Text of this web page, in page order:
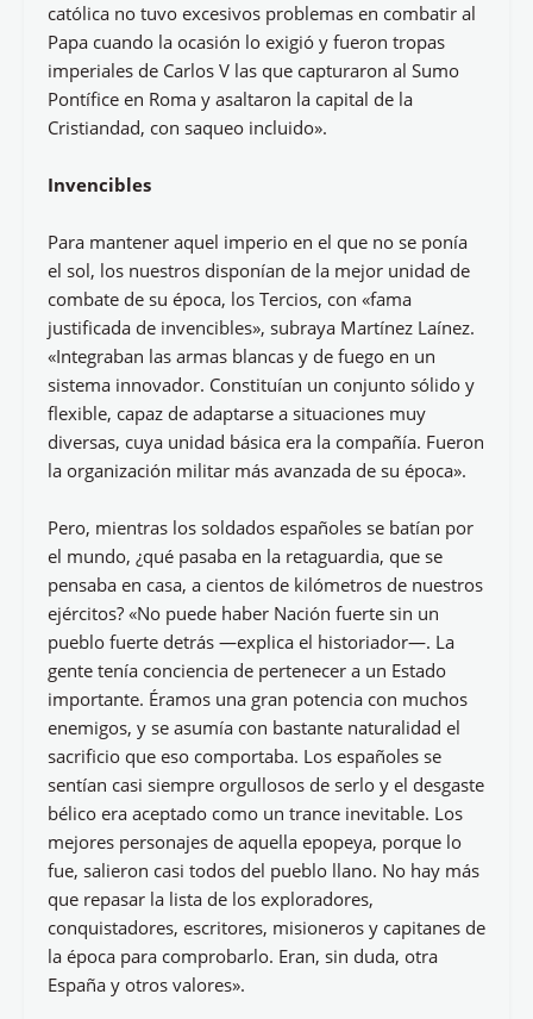
católica no tuvo excesivos problemas en combatir al
Papa cuando la ocasión lo exigió y fueron tropas
imperiales de Carlos V las que capturaron al Sumo
Pontífice en Roma y asaltaron la capital de la
Cristiandad, con saqueo incluido».
Invencibles
Para mantener aquel imperio en el que no se ponía
el sol, los nuestros disponían de la mejor unidad de
combate de su época, los Tercios, con «fama
justificada de invencibles», subraya Martínez Laínez.
«Integraban las armas blancas y de fuego en un
sistema innovador. Constituían un conjunto sólido y
flexible, capaz de adaptarse a situaciones muy
diversas, cuya unidad básica era la compañía. Fueron
la organización militar más avanzada de su época».
Pero, mientras los soldados españoles se batían por
el mundo, ¿qué pasaba en la retaguardia, que se
pensaba en casa, a cientos de kilómetros de nuestros
ejércitos? «No puede haber Nación fuerte sin un
pueblo fuerte detrás —explica el historiador—. La
gente tenía conciencia de pertenecer a un Estado
importante. Éramos una gran potencia con muchos
enemigos, y se asumía con bastante naturalidad el
sacrificio que eso comportaba. Los españoles se
sentían casi siempre orgullosos de serlo y el desgaste
bélico era aceptado como un trance inevitable. Los
mejores personajes de aquella epopeya, porque lo
fue, salieron casi todos del pueblo llano. No hay más
que repasar la lista de los exploradores,
conquistadores, escritores, misioneros y capitanes de
la época para comprobarlo. Eran, sin duda, otra
España y otros valores».